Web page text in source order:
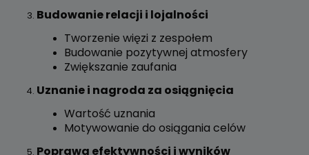
Budowanie relacji i lojalności
Tworzenie więzi z zespołem
Budowanie pozytywnej atmosfery
Zwiększanie zaufania
Uznanie i nagroda za osiągnięcia
Wartość uznania
Motywowanie do osiągania celów
Poprawa efektywności i wyników